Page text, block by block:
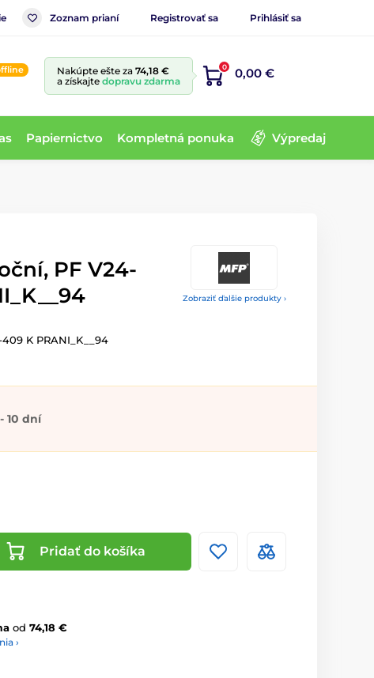
Zoznam prianí Registrovať sa Prihlásiť sa
Nakúpte ešte za 74,18 €
a získajte dopravu zdarma
0 0,00 €
Papiernictvo Kompletná ponuka Výpredaj
Zobraziť ďalšie produkty ›
PF V24-
K PRANI_K__94
10 dní
Pridať do košíka
od 74,18 €
›